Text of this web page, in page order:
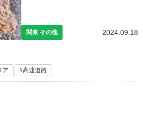
関東 その他 2024.09.18
ア 高速道路